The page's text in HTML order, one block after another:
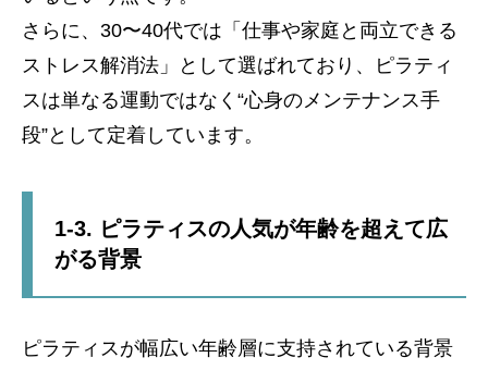
さらに、30〜40代では「仕事や家庭と両立できる
ストレス解消法」として選ばれており、ピラティ
スは単なる運動ではなく“心身のメンテナンス手
段”として定着しています。
1-3. ピラティスの人気が年齢を超えて広
がる背景
ピラティスが幅広い年齢層に支持されている背景